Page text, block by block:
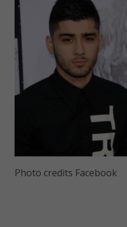
Photo credits Facebook